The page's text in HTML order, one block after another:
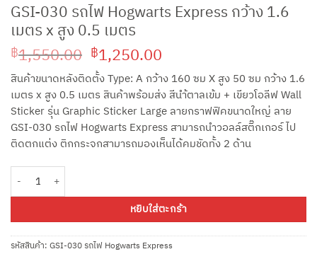
GSI-030 รถไฟ Hogwarts Express กว้าง 1.6
เมตร x สูง 0.5 เมตร
฿1,550.00 Original
price
was:
฿1,550.00.
฿1,250.00Current
price
is:
฿1,250.00.
สินค้าขนาดหลังติดตั้ง Type: A กว้าง 160 ซม X สูง 50 ซม กว้าง 1.6
เมตร x สูง 0.5 เมตร สินค้าพร้อมส่ง สีนำ้ตาลเข้ม + เขียวโอลีฟ Wall
Sticker รุ่น Graphic Sticker Large ลายกราฟฟิคขนาดใหญ่ ลาย
GSI-030 รถไฟ Hogwarts Express สามารถนำวอลล์สติ๊กเกอร์ ไป
ติดตกแต่ง ติกกระจกสามารถมองเห็นได้คมชัดทั้ง 2 ด้าน
หยิบใส่ตะกร้า
รหัสสินค้า: GSI-030 รถไฟ Hogwarts Express